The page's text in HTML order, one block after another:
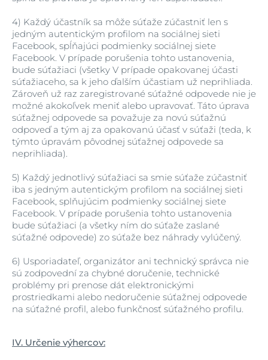
4) Každý účastník sa môže súťaže zúčastniť len s
jedným autentickým profilom na sociálnej sieti
Facebook, spĺňajúci podmienky sociálnej siete
Facebook. V prípade porušenia tohto ustanovenia,
bude súťažiaci (všetky V prípade opakovanej účasti
súťažiaceho, sa k jeho ďalším účastiam už neprihliada.
Zároveň už raz zaregistrované súťažné odpovede nie je
možné akokoľvek meniť alebo upravovať. Táto úprava
súťažnej odpovede sa považuje za novú súťažnú
odpoveď a tým aj za opakovanú účasť v súťaži (teda, k
týmto úpravám pôvodnej súťažnej odpovede sa
neprihliada).
5) Každý jednotlivý súťažiaci sa smie súťaže zúčastniť
iba s jedným autentickým profilom na sociálnej sieti
Facebook, splňujúcim podmienky sociálnej siete
Facebook. V prípade porušenia tohto ustanovenia
bude súťažiaci (a všetky ním do súťaže zaslané
súťažné odpovede) zo súťaže bez náhrady vylúčený.
6) Usporiadateľ, organizátor ani technický správca nie
sú zodpovední za chybné doručenie, technické
problémy pri prenose dát elektronickými
prostriedkami alebo nedoručenie súťažnej odpovede
na súťažné profil, alebo funkčnosť súťažného profilu.
IV. Určenie výhercov: